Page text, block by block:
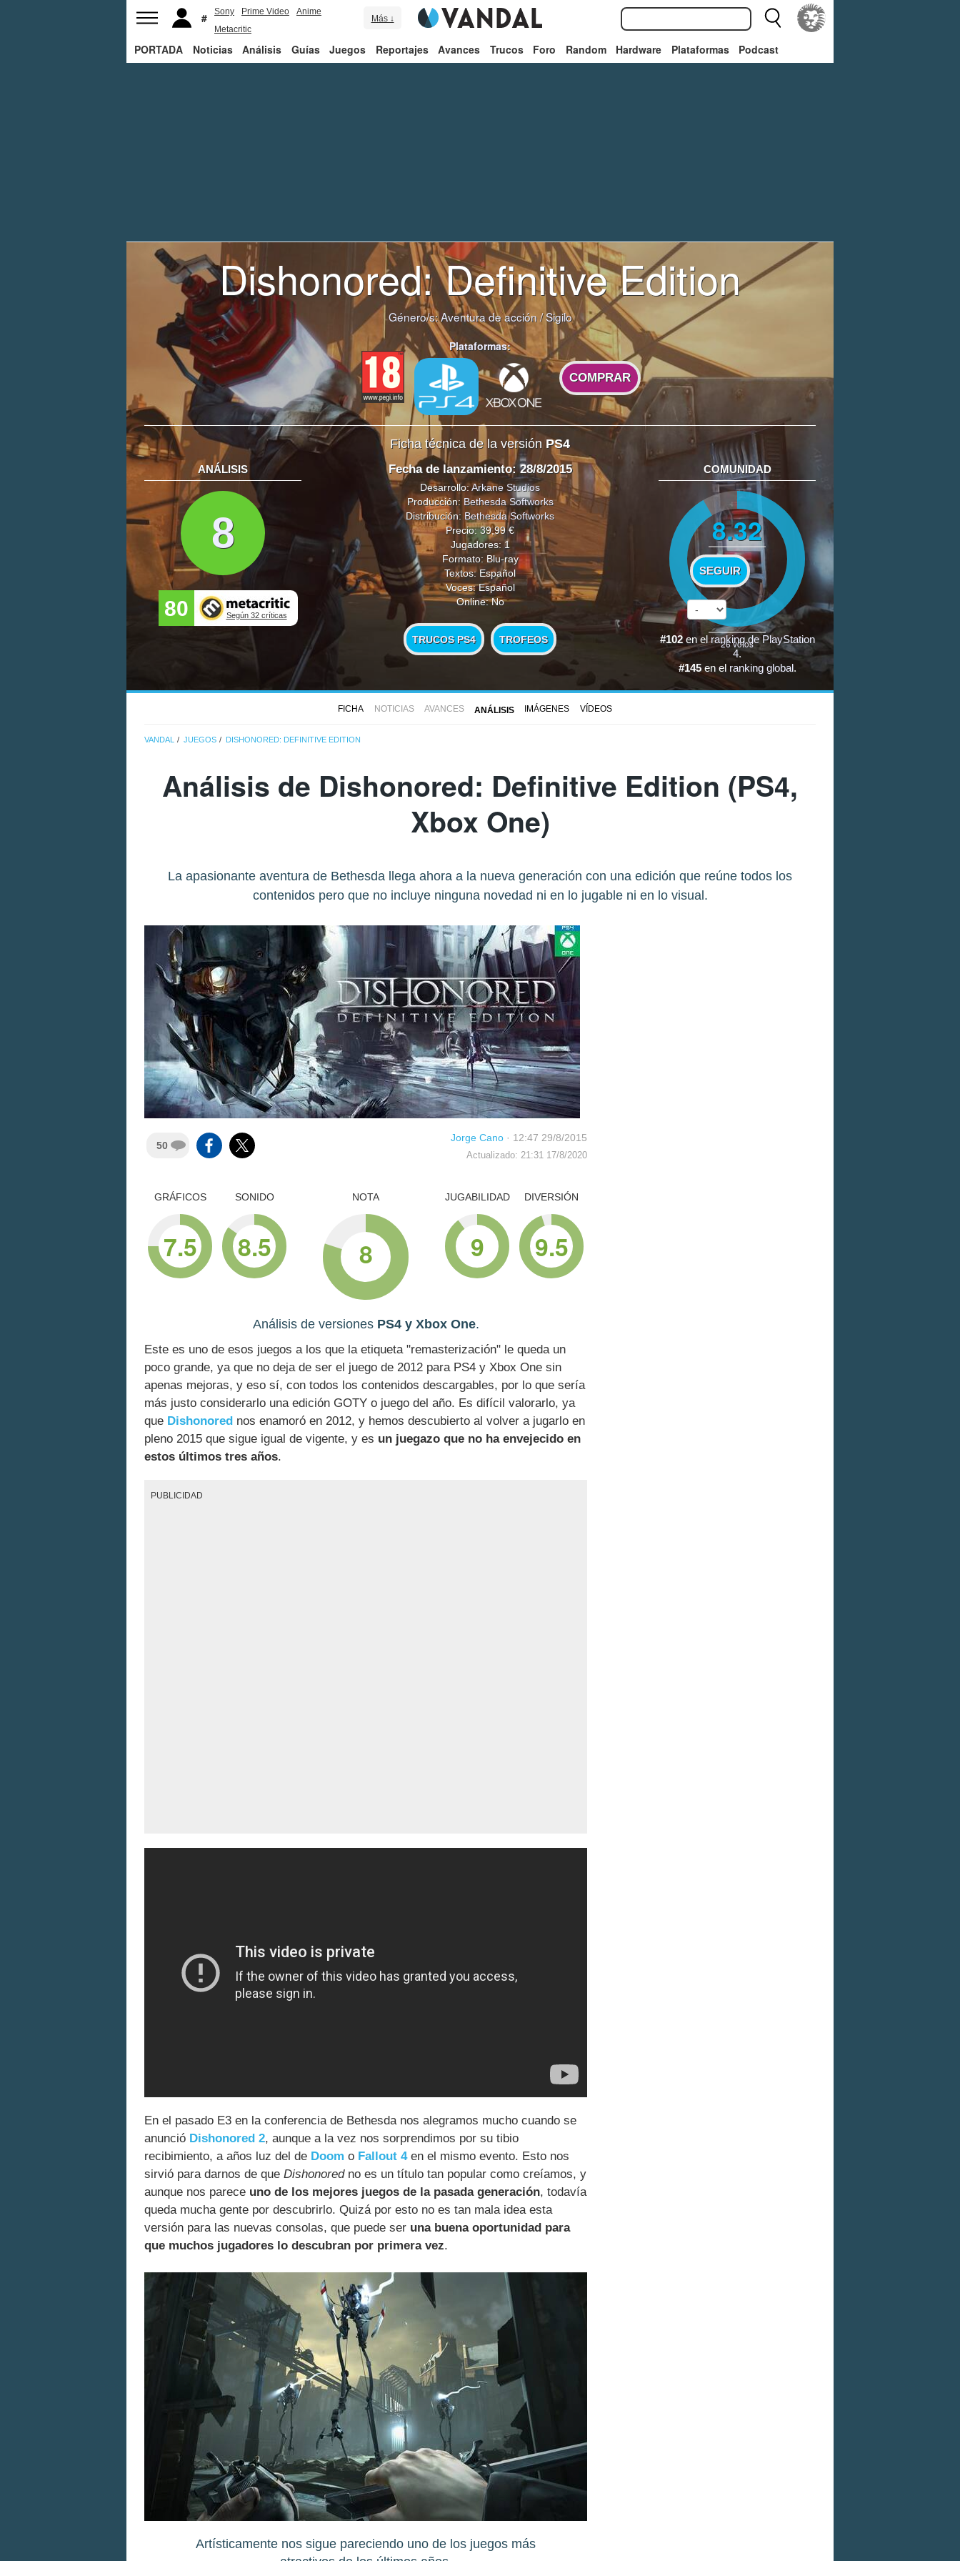
Sony Prime Video
Anime
Metacritic
Más ↓
PORTADA Noticias Análisis Guías Juegos Reportajes Avances Trucos Foro Random Hardware Plataformas Podcast
Dishonored: Definitive Edition
Género/s:Aventura de acción/Sigilo
Plataformas:
COMPRAR
Ficha técnica de la versión PS4
ANÁLISIS
8
80 Según 32 críticas
Fecha de lanzamiento: 28/8/2015
Desarrollo:Arkane Studios
Producción: Bethesda Softworks
Distribución: Bethesda Softworks
Precio: 39,99 €
Jugadores: 1
Formato: Blu-ray
Textos: Español
Voces: Español
Online: No
TRUCOS PS4 TROFEOS
COMUNIDAD
8.32
SEGUIR
26votos
#102en elranking de PlayStation
4.
#145en el ranking global .
FICHA NOTICIAS AVANCES ANÁLISIS IMÁGENES VÍDEOS
VANDAL JUEGOS DISHONORED: DEFINITIVE EDITION
Análisis de Dishonored: Definitive Edition (PS4,
Xbox One)
La apasionante aventura de Bethesda llega ahora a la nueva generación con una edición que reúne todos los
contenidos pero que no incluye ninguna novedad ni en lo jugable ni en lo visual.
50
Jorge Cano · 12:47 29/8/2015
Actualizado: 21:31 17/8/2020
GRÁFICOS
7.5
SONIDO
8.5
NOTA
8
DIVERSIÓN
9.5
JUGABILIDAD
9
Análisis de versiones PS4 y Xbox One.
Este es uno de esos juegos a los que la etiqueta "remasterización" le queda un
poco grande, ya que no deja de ser el juego de 2012 para PS4 y Xbox One sin
apenas mejoras, y eso sí, con todos los contenidos descargables, por lo que sería
más justo considerarlo una edición GOTY o juego del año. Es difícil valorarlo, ya
que Dishonored nos enamoró en 2012, y hemos descubierto al volver a jugarlo en
pleno 2015 que sigue igual de vigente, y es un juegazo que no ha envejecido en
estos últimos tres años.
PUBLICIDAD
En el pasado E3 en la conferencia de Bethesda nos alegramos mucho cuando se
anunció Dishonored 2, aunque a la vez nos sorprendimos por su tibio
recibimiento, a años luz del de Doom o Fallout 4en el mismo evento. Esto nos
sirvió para darnos de que Dishonoredno es un título tan popular como creíamos, y
aunque nos parece uno de los mejores juegos de la pasada generación, todavía
queda mucha gente por descubrirlo. Quizá por esto no es tan mala idea esta
versión para las nuevas consolas, que puede ser una buena oportunidad para
que muchos jugadores lo descubran por primera vez.
Artísticamente nos sigue pareciendo uno de los juegos más